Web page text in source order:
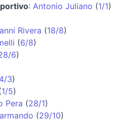
: Antonio Juliano (1/1)
Rivera (18/8)
(6/8)
6)
3)
1/5)
Pera (28/1)
(29/10)